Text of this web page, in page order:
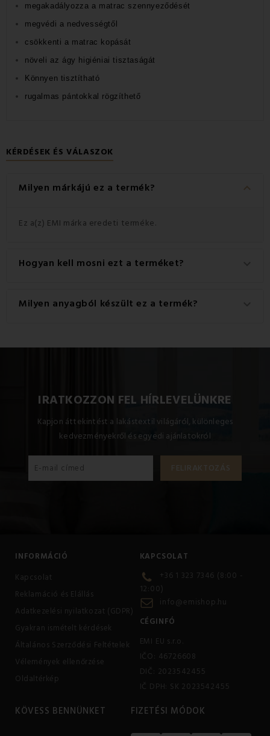
megakadályozza a matrac szennyeződését
megvédi a nedvességtől
csökkenti a matrac kopását
növeli az ágy higiéniai tisztaságát
Könnyen tisztítható
rugalmas pántokkal rögzíthető
KÉRDÉSEK ÉS VÁLASZOK
Milyen márkájú ez a termék? keyboard_arrow_down
Ez a(z) EMI márka eredeti terméke.
Hogyan kell mosni ezt a terméket?
A legjobb eredmény érdekében javasoljuk, hogy a
terméket 40°C-on mossa.
Milyen anyagból készült ez a termék?
IRATKOZZON FEL HÍRLEVELÜNKRE
Kapjon áttekintést a lakástextil világáról, különleges
kedvezményekről és egyedi ajánlatokról
INFORMÁCIÓ
Kapcsolat
Reklamáció és Elállás
Adatkezelési nyilatkozat (GDPR)
Gyakran ismételt kérdések
Általános Szerződési Feltételek
Vélemények ellenőrzése
Oldaltérkép
KAPCSOLAT
+36 1 323 7346 (8:00 -
12:00)
info@emishop.hu
CÉGINFÓ
EMI EU s.r.o.
IČO: 46726608
DIČ: 2023542455
IČ DPH: SK 2023542455
KÖVESS BENNÜNKET FIZETÉSI MÓDOK